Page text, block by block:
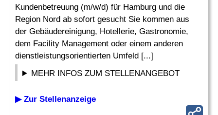
Kundenbetreuung (m/w/d) für Hamburg und die
Region Nord ab sofort gesucht Sie kommen aus
der Gebäudereinigung, Hotellerie, Gastronomie,
dem Facility Management oder einem anderen
dienstleistungsorientierten Umfeld [...]
MEHR INFOS ZUM STELLENANGEBOT
▶ Zur Stellenanzeige